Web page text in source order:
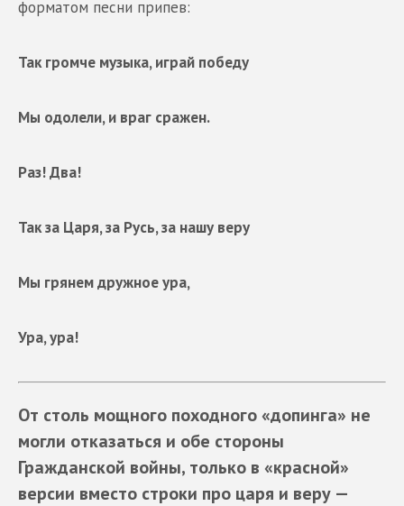
форматом песни припев:
Так громче музыка, играй победу
Мы одолели, и враг сражен.
Раз! Два!
Так за Царя, за Русь, за нашу веру
Мы грянем дружное ура,
Ура, ура!
От столь мощного походного «допинга» не
могли отказаться и обе стороны
Гражданской войны, только в «красной»
версии вместо строки про царя и веру —